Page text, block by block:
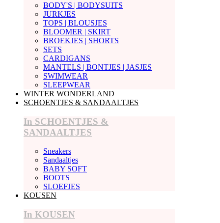
BODY'S | BODYSUITS
JURKJES
TOPS | BLOUSJES
BLOOMER | SKIRT
BROEKJES | SHORTS
SETS
CARDIGANS
MANTELS | BONTJES | JASJES
SWIMWEAR
SLEEPWEAR
WINTER WONDERLAND
SCHOENTJES & SANDAALTJES
In SCHOENTJES &
SANDAALTJES
Sneakers
Sandaaltjes
BABY SOFT
BOOTS
SLOEFJES
KOUSEN
In KOUSEN